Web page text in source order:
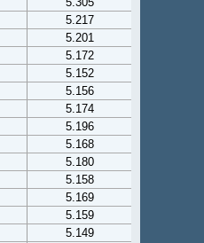
5.217
5.201
5.172
5.152
5.156
5.174
5.196
5.168
5.180
5.158
5.169
5.159
5.149